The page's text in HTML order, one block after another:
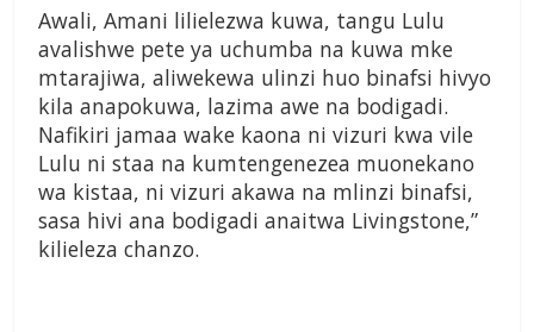
Awali, Amani lilielezwa kuwa, tangu Lulu
avalishwe pete ya uchumba na kuwa mke
mtarajiwa, aliwekewa ulinzi huo binafsi hivyo
kila anapokuwa, lazima awe na bodigadi.
Nafikiri jamaa wake kaona ni vizuri kwa vile
Lulu ni staa na kumtengenezea muonekano
wa kistaa, ni vizuri akawa na mlinzi binafsi,
sasa hivi ana bodigadi anaitwa Livingstone,”
kilieleza chanzo.